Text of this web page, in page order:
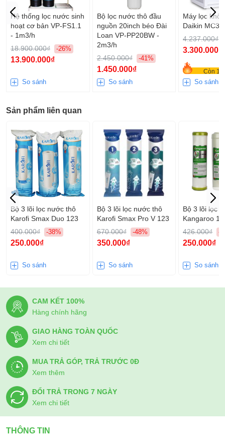
Hệ thống lọc nước sinh
hoạt cơ bản VP-FS1.1
- 1m3/h
18.900.000₫
-26%
13.900.000₫
So sánh
Bộ lọc nước thô đầu
nguồn 20inch béo Đài
Loan VP-PP20BW -
2m3/h
2.450.000₫
-41%
1.450.000₫
So sánh
Máy lọc
Daikin
4.237.000₫
3.300.000₫
Còn 10
So sánh
Sản phẩm liên quan
Bộ 3 lõi lọc nước thô
Karofi Smax Duo 123
400.000₫
-38%
250.000₫
So sánh
Bộ 3 lõi lọc nước thô
Karofi Smax Pro V 123
670.000₫
-48%
350.000₫
So sánh
Bộ 3 lõi lọc
Kangaroo
426.000₫
-
250.000₫
So sánh
CAM KẾT 100%
Hàng chính hãng
GIAO HÀNG TOÀN QUỐC
Xem chi tiết
MUA TRẢ GÓP, TRẢ TRƯỚC 0Đ
Xem thêm
ĐỔI TRẢ TRONG 7 NGÀY
Xem chi tiết
THÔNG TIN